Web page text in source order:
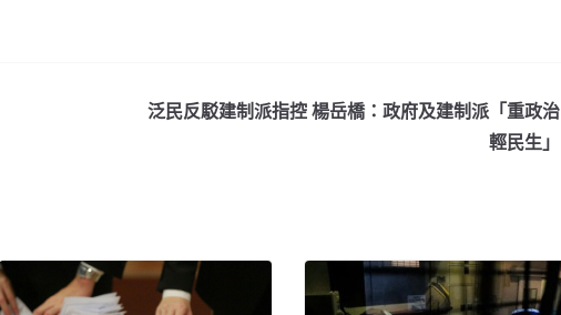
泛民反駁建制派指控 楊岳橋：政府及建制派「重政治
輕民生」